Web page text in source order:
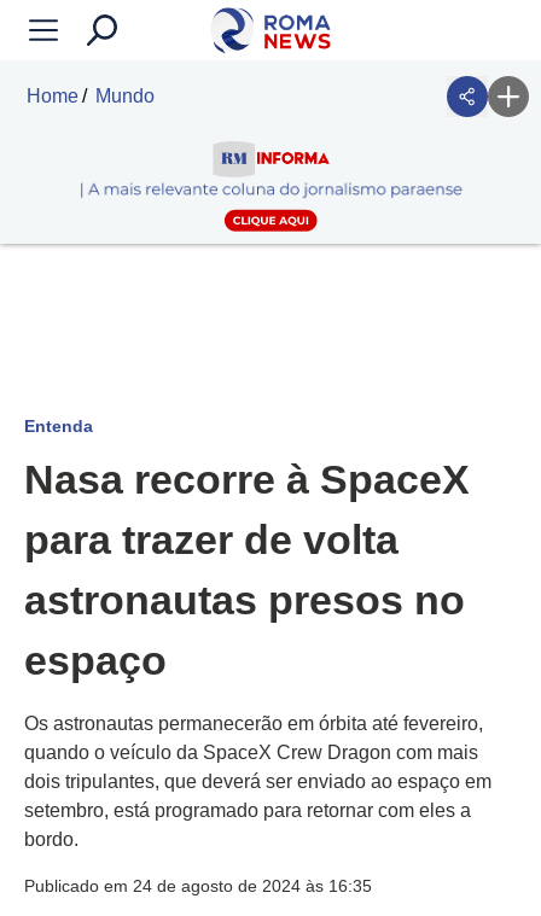
Home Mundo
Entenda
Nasa recorre à SpaceX
para trazer de volta
astronautas presos no
espaço
Os astronautas permanecerão em órbita até fevereiro,
quando o veículo da SpaceX Crew Dragon com mais
dois tripulantes, que deverá ser enviado ao espaço em
setembro, está programado para retornar com eles a
bordo.
Publicado em 24 de agosto de 2024 às 16:35